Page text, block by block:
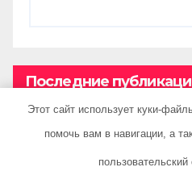
Последние
Как правильно выбрать
Этот сайт использует куки-
помочь вам в навигации, а
пользовательский